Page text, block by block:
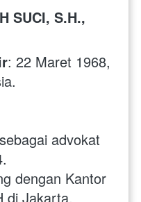
SUCI, S.H.,
: 22 Maret 1968,
advokat
dengan Kantor
di Jakarta.